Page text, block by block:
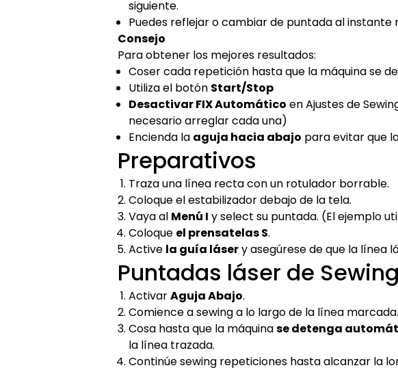
siguiente.
Puedes reflejar o cambiar de puntada al instante
Consejo
Para obtener los mejores resultados:
Coser cada repetición hasta que la máquina se
Utiliza el botón Start/Stop
Desactivar FIX Automático en Ajustes de
necesario arreglar cada una)
Encienda la aguja hacia abajo para evitar que
Preparativos
Traza una línea recta con un rotulador borrable.
Coloque el estabilizador debajo de la tela.
Vaya al Menú I y select su puntada. (El ejemplo
Coloque el prensatelas S.
Active la guía lásery asegúrese de que la línea
Puntadas láser de Sewing
ActivarAguja Abajo.
Comience a sewing a lo largo de la línea marcada.
Cosa hasta que la máquinase detenga
la línea trazada.
Continúe sewing repeticiones hasta alcanzar la